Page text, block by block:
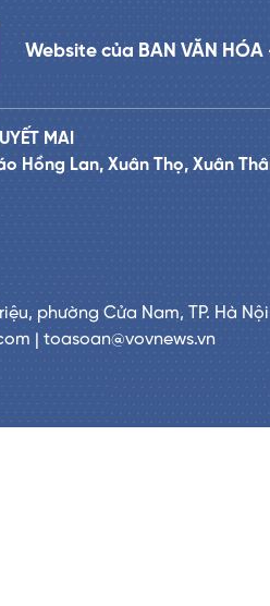
Website của BAN VĂN HÓA
MAI
Hồng Lan, Xuân Thọ, Xuân
phường Cửa Nam, TP. Hà Nội
| toasoan@vovnews.vn